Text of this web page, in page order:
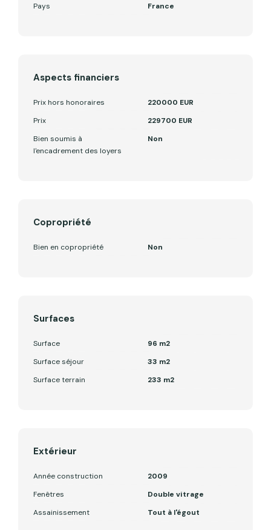
Pays
France
Aspects financiers
Prix hors honoraires
220000 EUR
Prix
229700 EUR
Bien soumis à
l'encadrement des loyers
Non
Copropriété
Bien en copropriété Non
Surfaces
Surface
96 m2
Surface séjour
33 m2
Surface terrain
233 m2
Extérieur
Année construction
2009
Fenêtres
Double vitrage
Assainissement
Tout à l'égout